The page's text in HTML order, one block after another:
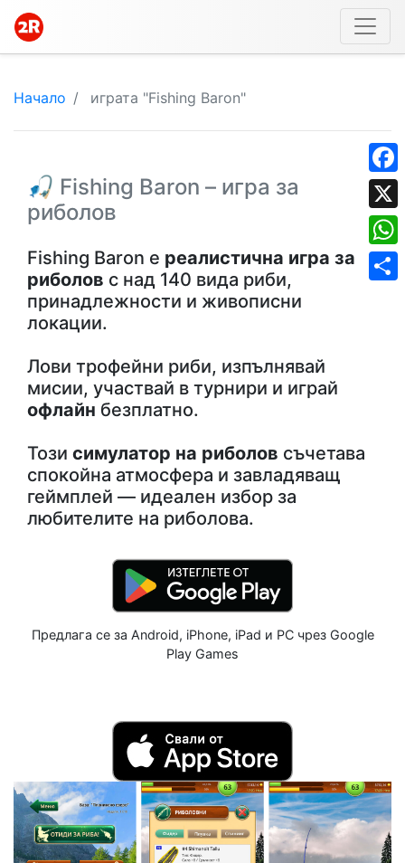
X
Начало играта "Fishing Baron"
🎣 Fishing Baron – игра за
риболов
Fishing Baron е реалистична игра за
риболов с над 140 вида риби,
принадлежности и живописни
локации.
Лови трофейни риби, изпълнявай
мисии, участвай в турнири и играй
офлайн безплатно.
Този симулатор на риболов съчетава
спокойна атмосфера и завладяващ
геймплей — идеален избор за
любителите на риболова.
Предлага се за Android, iPhone, iPad и PC чрез Google
Play Games